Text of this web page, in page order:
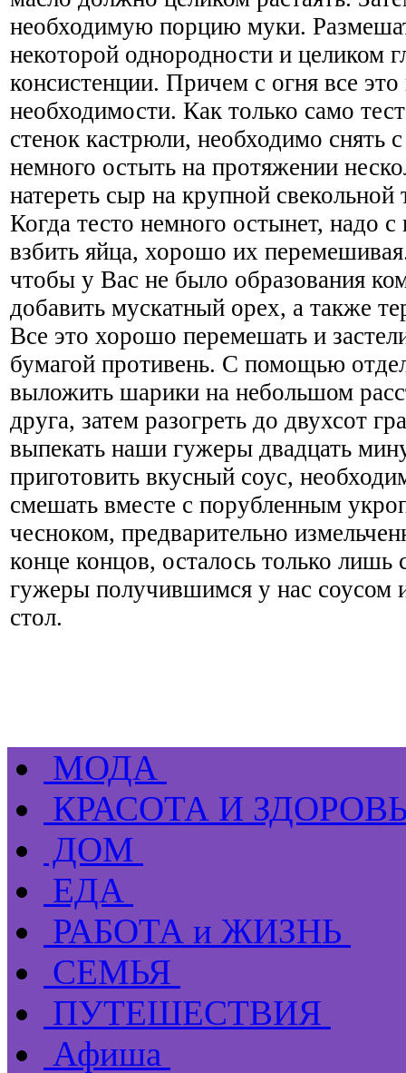
необходимую порцию муки.
некоторой однородности и целиком
консистенции. Причем с огня все
необходимости. Как только само
стенок кастрюли, необходимо снять
немного остыть на протяжении
натереть сыр на крупной свекольной
Когда тесто немного остынет, надо
взбить яйца, хорошо их
чтобы у Вас не было образования
добавить мускатный орех, а также
Все это хорошо перемешать и
бумагой противень. С помощью
выложить шарики на небольшом
друга, затем разогреть до двухсот
выпекать наши гужеры двадцать
приготовить вкусный соус,
смешать вместе с порубленным
чесноком, предварительно
конце концов, осталось только лишь
гужеры получившимся у нас соусом
стол.
МОДА
КРАСОТА И
ДОМ
ЕДА
РАБОТА и ЖИЗНЬ
СЕМЬЯ
ПУТЕШЕСТВИЯ
Афиша